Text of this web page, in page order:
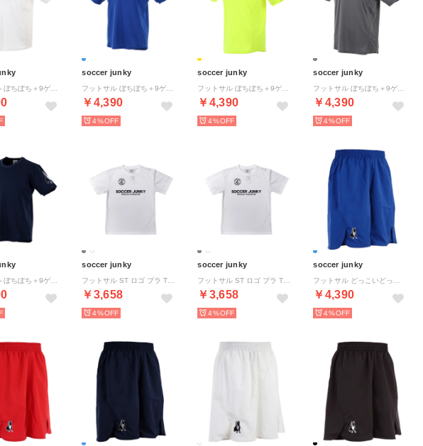
soccer junky
￥4,390
4%
soccer junky
￥4,390
4%
soccer junky
￥4,390
4%
soccer junky
￥3,658
4%
soccer junky
￥3,658
4%
soccer junky
￥4,390
4%